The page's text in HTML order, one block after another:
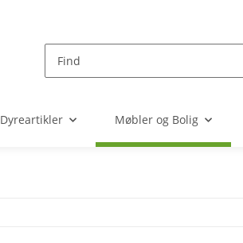
Dyreartikler Møbler og Bolig